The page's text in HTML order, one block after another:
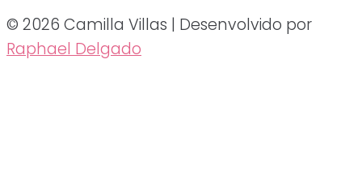
© 2026 Camilla Villas | Desenvolvido por
Raphael Delgado